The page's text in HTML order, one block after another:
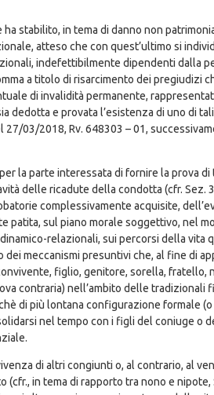
stabilito, in tema di danno non
atteso che con quest’ultimo si
indefettibilmente dipendenti dalla
a titolo di risarcimento dei pregiudizi
di invalidità permanente,
dedotta e provata l’esistenza di uno di
03/2018, Rv. 648303 – 01,
la parte interessata di fornire la prova
delle ricadute della condotta (cfr. Sez.
complessivamente acquisite,
sul piano morale soggettivo, nel
relazionali, sui percorsi della vita
meccanismi presuntivi che, al fine di
figlio, genitore, sorella, fratello,
contraria) nell’ambito delle tradizionali
di più lontana configurazione formale
nel tempo con i figli del coniuge o
di altri congiunti o, al contrario, al
in tema di rapporto tra nono e nipote,